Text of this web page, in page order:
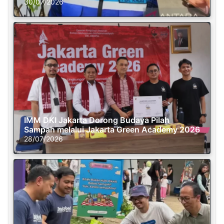
30/07/2026
IMM DKI Jakarta Dorong Budaya Pilah
Sampah melalui Jakarta Green Academy 2026
28/07/2026